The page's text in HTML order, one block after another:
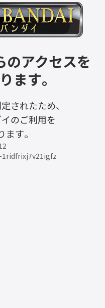
のアクセスを
ます。
されたため、
のご利用を
す。
1ridfrixj7v21igfz